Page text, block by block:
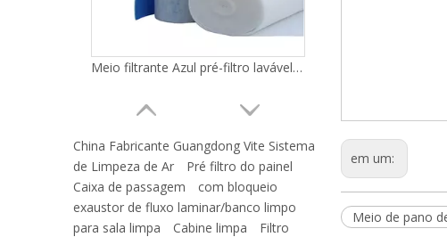
Meio filtrante Azul pré-filtro lavável Filtro grosseiro
China Fabricante Guangdong Vite Sistema
de Limpeza de Ar
Pré filtro do painel
Caixa de passagem
com bloqueio
exaustor de fluxo laminar/banco limpo
para sala limpa
Cabine limpa
Filtro
em um:
Meio de pano